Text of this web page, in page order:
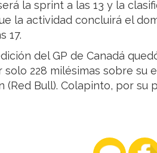
la sprint a las 13 y la
la actividad concluirá el
17.
del GP de Canadá
solo 228 milésimas sobre su
(Red Bull). Colapinto, por su